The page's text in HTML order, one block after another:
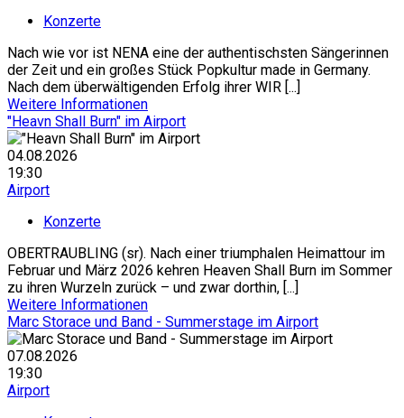
Konzerte
Nach wie vor ist NENA eine der authentischsten Sängerinnen
der Zeit und ein großes Stück Popkultur made in Germany.
Nach dem überwältigenden Erfolg ihrer WIR [...]
Weitere Informationen
"Heavn Shall Burn" im Airport
04.08.2026
19:30
Airport
Konzerte
OBERTRAUBLING (sr). Nach einer triumphalen Heimattour im
Februar und März 2026 kehren Heaven Shall Burn im Sommer
zu ihren Wurzeln zurück – und zwar dorthin, [...]
Weitere Informationen
Marc Storace und Band - Summerstage im Airport
07.08.2026
19:30
Airport